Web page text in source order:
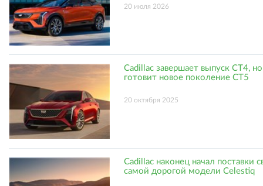
20 июля 2026
Cadillac завершает выпуск CT4, но
готовит новое поколение CT5
20 октября 2025
Cadillac наконец начал поставки
самой дорогой модели Celestiq